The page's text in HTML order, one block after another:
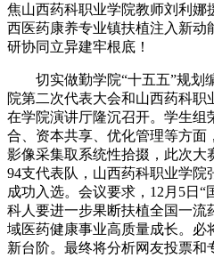
焦山西药科职业学院教师刘利娜
西医药康养专业镇扶植注入新动
研协同立异建牢根底！
切实做勤学院“十五五”规划
院第二次代表大会和山西药科
在学院演讲厅隆沉召开。学生组
合、资本共享、优化管理等方面
影像采集取系统性拾掇，此次大
94支代表队，山西药科职业学院
成功入选。会议要求，12月5日
科人要进一步果断扶植全国一流
域医药健康事业高质量成长。必
新台阶。最终将分析网友投票和